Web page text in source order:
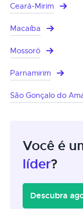
Ceará-Mirim
Macaíba
Mossoró
Parnamirim
São Gonçalo do
Você é
líder?
Descubra